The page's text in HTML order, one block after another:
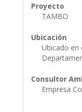
Proyecto
TAMBO
Ubicación
Ubicado en
Consultor
Empresa